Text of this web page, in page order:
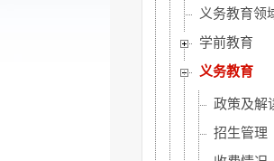
义务教育领
学前教育
义务教育
政策及解
招生管理